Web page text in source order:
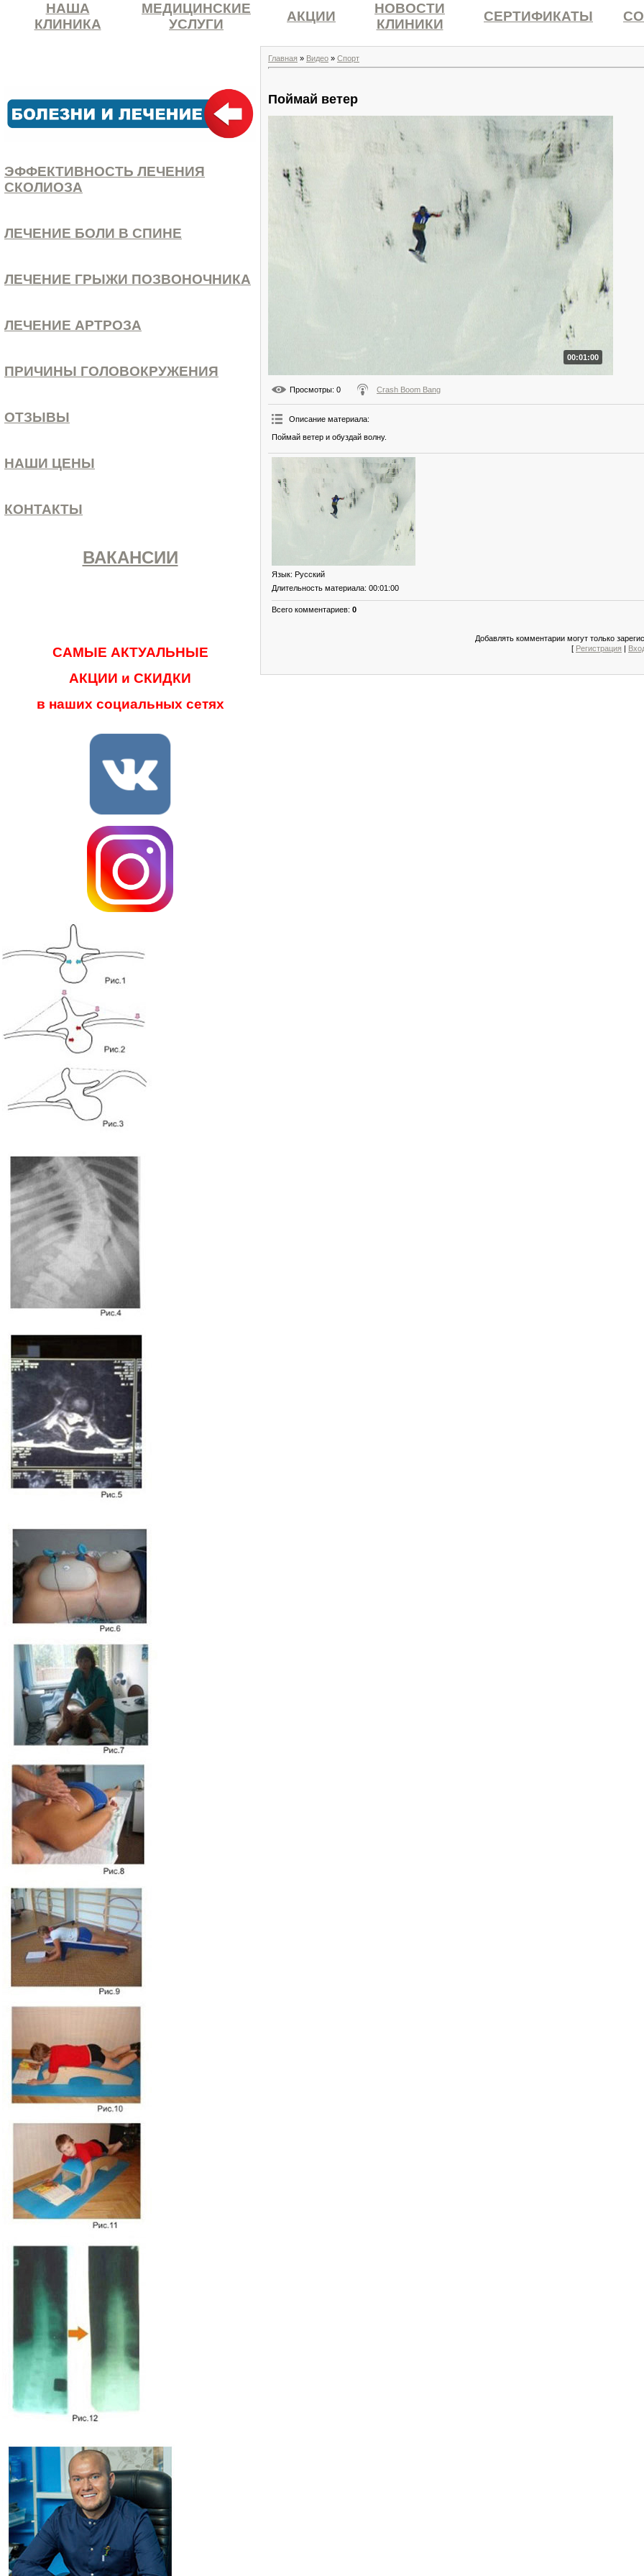
НАША
КЛИНИКА
МЕДИЦИНСКИЕ
УСЛУГИ
АКЦИИ
НОВОСТИ
КЛИНИКИ
СЕРТИФИКАТЫ
ЭФФЕКТИВНОСТЬ ЛЕЧЕНИЯ
СКОЛИОЗА
ЛЕЧЕНИЕ БОЛИ В СПИНЕ
ЛЕЧЕНИЕ ГРЫЖИ ПОЗВОНОЧНИКА
ЛЕЧЕНИЕ АРТРОЗА
ПРИЧИНЫ ГОЛОВОКРУЖЕНИЯ
ОТЗЫВЫ
НАШИ ЦЕНЫ
КОНТАКТЫ
ВАКАНСИИ
САМЫЕ АКТУАЛЬНЫЕ
АКЦИИ и СКИДКИ
в наших социальных сетях
Главная » Видео » Спорт
Поймай ветер
00:01:00
Просмотры: 0 Crash Boom Bang
Описание материала:
Поймай ветер и обуздай волну.
Язык: Русский
Длительность материала: 00:01:00
Всего комментариев: 0
Добавлять комментарии могут только
[ Регистрация |